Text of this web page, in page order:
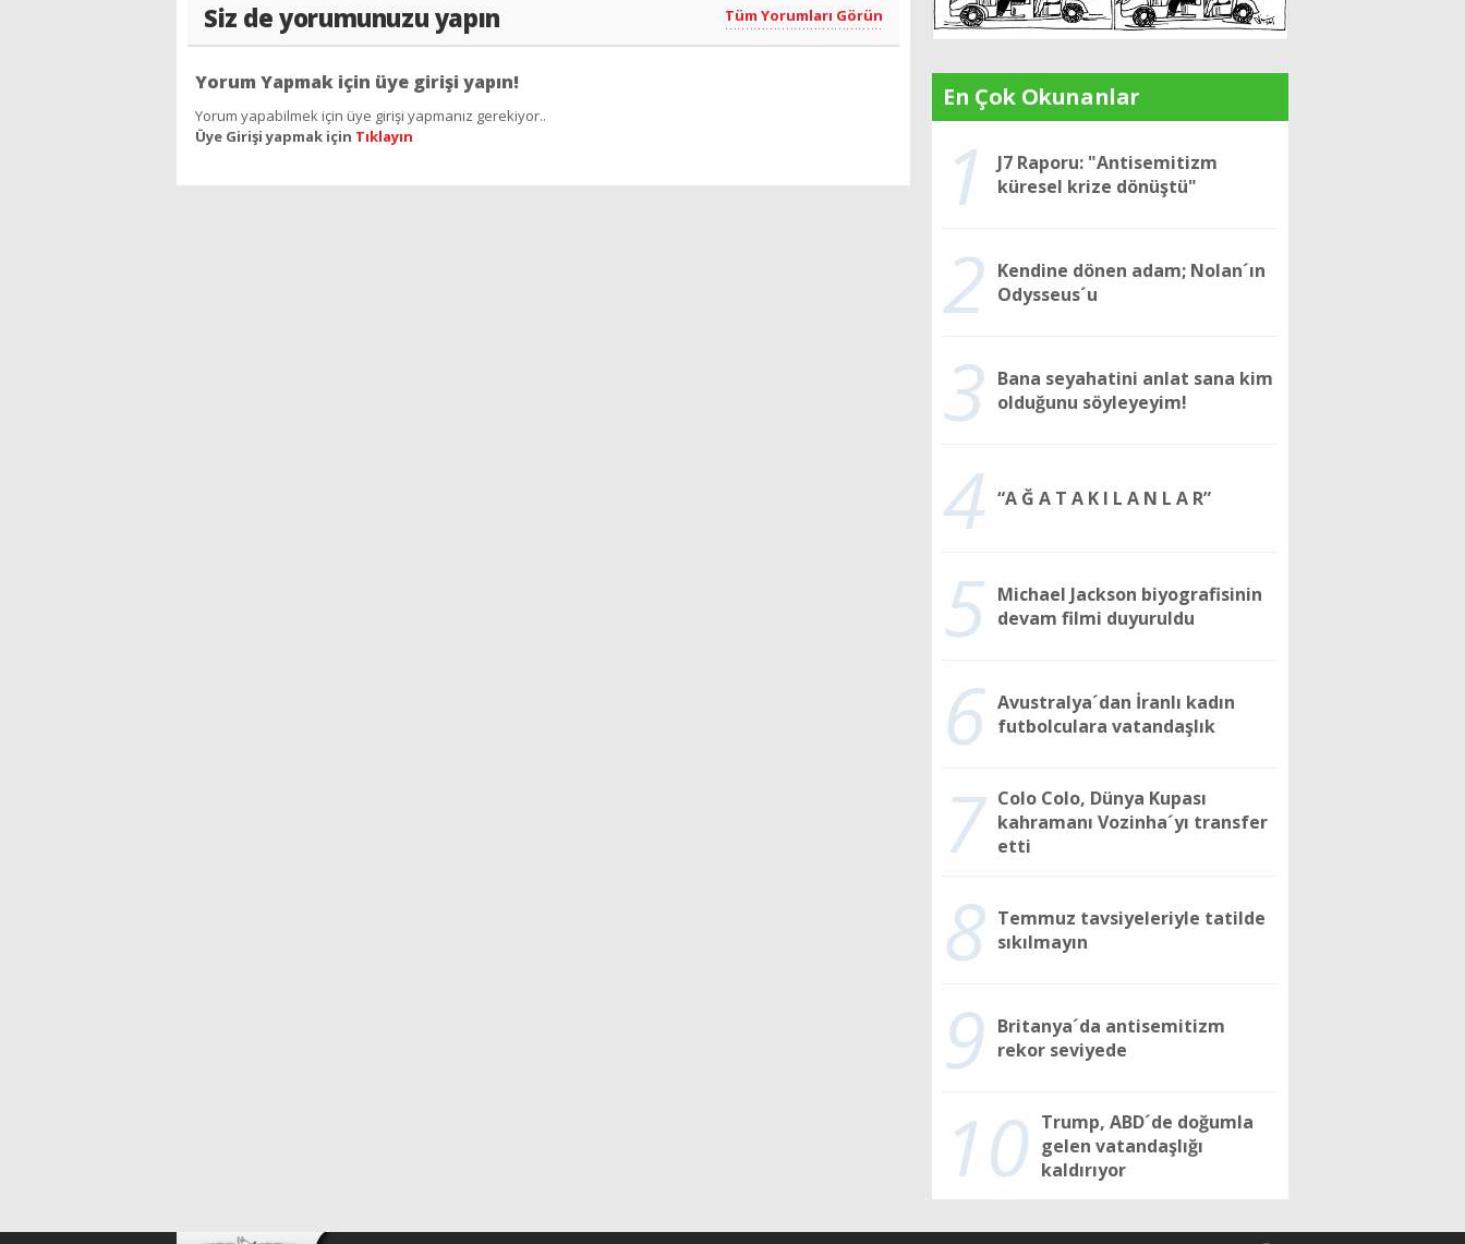
Siz de yorumunuzu yapın Tüm Yorumları Görün
Yorum Yapmak için üye girişi yapın!
Yorum yapabilmek için üye girişi yapmanız gerekiyor..
Üye Girişi yapmak için Tıklayın
En Çok Okunanlar
1
J7 Raporu: "Antisemitizm
küresel krize dönüştü"
2 Kendine dönen adam; Nolan´ın
Odysseus´u
3 Bana seyahatini anlat sana kim
olduğunu söyleyeyim!
4 “A Ğ A T A K I L A N L A R”
5 Michael Jackson biyografisinin
devam filmi duyuruldu
6 Avustralya´dan İranlı kadın
futbolculara vatandaşlık
7 Colo Colo, Dünya Kupası
kahramanı Vozinha´yı transfer
etti
8 Temmuz tavsiyeleriyle tatilde
sıkılmayın
9
Britanya´da antisemitizm
rekor seviyede
10 Trump, ABD´de doğumla
gelen vatandaşlığı
kaldırıyor